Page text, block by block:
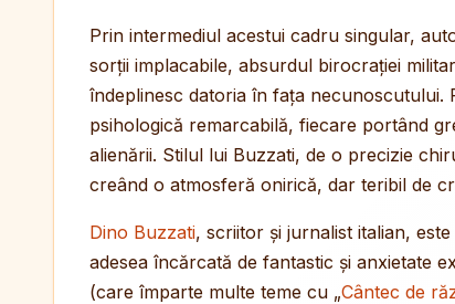
Prin intermediul acestui cadru singular,
sorții implacabile, absurdul birocrației
îndeplinesc datoria în fața necunoscutului.
psihologică remarcabilă, fiecare portând
alienării. Stilul lui Buzzati, de o precizie
creând o atmosferă onirică, dar teribil de
Dino Buzzati, scriitor și jurnalist italian,
adesea încărcată de fantastic și anxietate
(care împarte multe teme cu „Cântec de